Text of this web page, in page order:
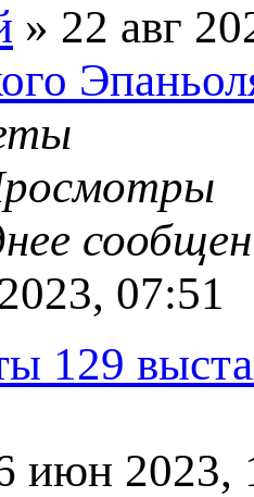
» 22 авг
07:51
129
июн 2023,